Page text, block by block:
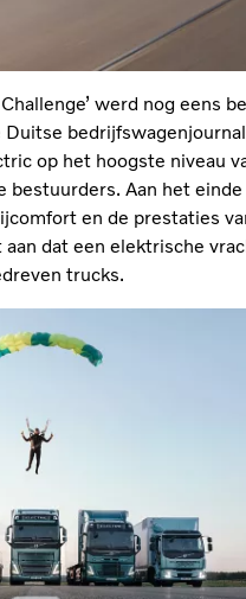
werd nog eens
op het hoogste niveau
Aan het
en de prestaties
dat een elektrische
trucks.